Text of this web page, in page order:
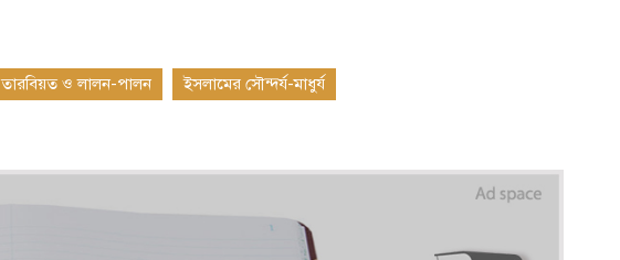
তারবিয়ত ও লালন-পালন ইসলামের সৌন্দর্য-মাধুর্য